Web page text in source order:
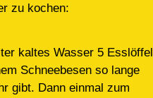
zu kochen:
kaltes Wasser 5 Esslöffel
Schneebesen so lange
gibt. Dann einmal zum